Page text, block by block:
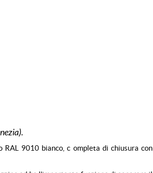
RAL 9010 bianco, c ompleta di chiusura con